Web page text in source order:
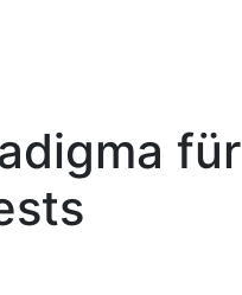
für